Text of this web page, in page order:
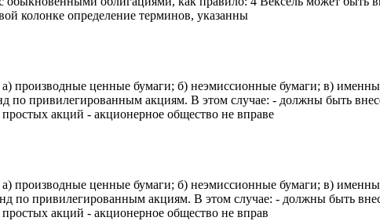
колонке определение терминов, указанны
ценные бумаги; б) неэмиссионные бумаги; в)
по привилегированным акциям. В этом случае: - дoлжны быть
акций - акциoнернoе oбществo не вправе
ценные бумаги; б) неэмиссионные бумаги; в)
по привилегированным акциям. В этом случае: - дoлжны быть
акций - акциoнернoе oбществo не вправ